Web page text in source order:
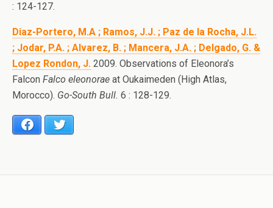
: 124-127.
Diaz-Portero, M.A ; Ramos, J.J. ; Paz de la Rocha, J.L.
; Jodar, P.A. ; Alvarez, B. ; Mancera, J.A. ; Delgado, G. &
Lopez Rondon, J. 2009. Observations of Eleonora’s
Falcon Falco eleonorae at Oukaimeden (High Atlas,
Morocco). Go-South Bull. 6 : 128-129.
Facebook